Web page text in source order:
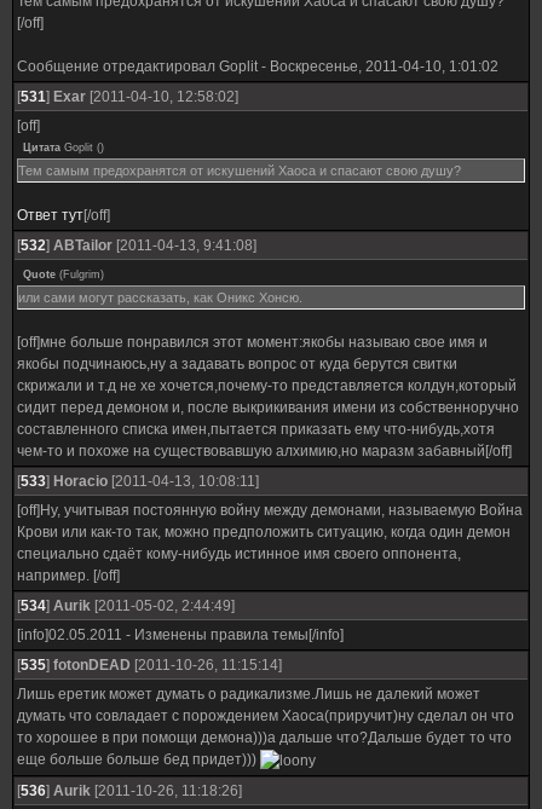
[/off]
Сообщение отредактировал Goplit- Воскресенье, 2011-04-10, 1:01:02
[531] Exar [2011-04-10, 12:58:02]
[off]
Цитата Goplit ()
Тем самым предохранятся от искушений Хаоса и спасают свою душу?
Ответ тут[/off]
[532] ABTailor [2011-04-13, 9:41:08]
Quote (Fulgrim)
или сами могут рассказать, как Оникс Хонсю.
[off]мне больше понравился этот момент:якобы называю свое имя и
якобы подчинаюсь,ну а задавать вопрос от куда берутся свитки
скрижали и т.д не хе хочется,почему-то представляется колдун,который
сидит перед демоном и, после выкрикивания имени из собственноручно
составленного списка имен,пытается приказать ему что-нибудь,хотя
чем-то и похоже на существовавшую алхимию,но маразм забавный[/off]
[533] Horacio [2011-04-13, 10:08:11]
[off]Ну, учитывая постоянную войну между демонами, называемую Война
Крови или как-то так, можно предположить ситуацию, когда один демон
специально сдаёт кому-нибудь истинное имя своего оппонента,
например. [/off]
[534] Aurik [2011-05-02, 2:44:49]
[info]02.05.2011 - Изменены правила темы[/info]
[535] fotonDEAD [2011-10-26, 11:15:14]
Лишь еретик может думать о радикализме.Лишь не далекий может
думать что совладает с порождением Хаоса(приручит)ну сделал он что
то хорошее в при помощи демона)))а дальше что?Дальше будет то что
еще больше больше бед придет)))
[536] Aurik [2011-10-26, 11:18:26]